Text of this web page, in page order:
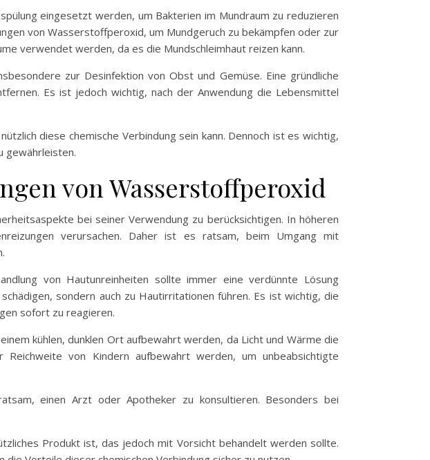
eingesetzt werden, um Bakterien im Mundraum zu reduzieren
von Wasserstoffperoxid, um Mundgeruch zu bekämpfen oder zur
verwendet werden, da es die Mundschleimhaut reizen kann.
zur Desinfektion von Obst und Gemüse. Eine gründliche
Es ist jedoch wichtig, nach der Anwendung die Lebensmittel
diese chemische Verbindung sein kann. Dennoch ist es wichtig,
gewährleisten.
von Wasserstoffperoxid
bei seiner Verwendung zu berücksichtigen. In höheren
verursachen. Daher ist es ratsam, beim Umgang mit
von Hautunreinheiten sollte immer eine verdünnte Lösung
sondern auch zu Hautirritationen führen. Es ist wichtig, die
sofort zu reagieren.
kühlen, dunklen Ort aufbewahrt werden, da Licht und Wärme die
von Kindern aufbewahrt werden, um unbeabsichtigte
einen Arzt oder Apotheker zu konsultieren. Besonders bei
Produkt ist, das jedoch mit Vorsicht behandelt werden sollte.